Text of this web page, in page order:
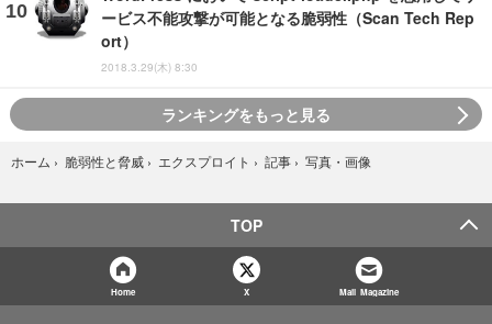
ービス不能攻撃が可能となる脆弱性（Scan Tech Rep
ort）
2018.3.29(木) 8:30
ランキングをもっと見る
ホーム › 脆弱性と脅威 › エクスプロイト › 記事 › 写真・画像
TOP
Home X Mail Magazine